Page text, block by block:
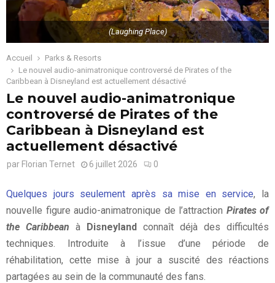
(Laughing Place)
Accueil
Parks & Resorts
Le nouvel audio-animatronique controversé de Pirates of the
Caribbean à Disneyland est actuellement désactivé
Le nouvel audio-animatronique
controversé de Pirates of the
Caribbean à Disneyland est
actuellement désactivé
par Florian Ternet 6 juillet 2026 0
Quelques jours seulement après sa mise en service, la
nouvelle figure audio-animatronique de l’attraction Pirates of
the Caribbean à Disneyland connaît déjà des difficultés
techniques. Introduite à l’issue d’une période de
réhabilitation, cette mise à jour a suscité des réactions
partagées au sein de la communauté des fans.